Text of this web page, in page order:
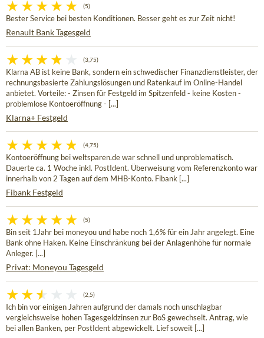
(5)
Bester Service bei besten Konditionen. Besser geht es zur Zeit nicht!
Renault Bank Tagesgeld
(3,75)
Klarna AB ist keine Bank, sondern ein schwedischer Finanzdienstleister, der
rechnungsbasierte Zahlungslösungen und Ratenkauf im Online-Handel
anbietet. Vorteile: - Zinsen für Festgeld im Spitzenfeld - keine Kosten -
problemlose Kontoeröffnung - [...]
Klarna+ Festgeld
(4,75)
Kontoeröffnung bei weltsparen.de war schnell und unproblematisch.
Dauerte ca. 1 Woche inkl. PostIdent. Überweisung vom Referenzkonto war
innerhalb von 2 Tagen auf dem MHB-Konto. Fibank [...]
Fibank Festgeld
(5)
Bin seit 1Jahr bei moneyou und habe noch 1,6% für ein Jahr angelegt. Eine
Bank ohne Haken. Keine Einschränkung bei der Anlagenhöhe für normale
Anleger. [...]
Privat: Moneyou Tagesgeld
(2,5)
Ich bin vor einigen Jahren aufgrund der damals noch unschlagbar
vergleichsweise hohen Tagesgeldzinsen zur BoS gewechselt. Antrag, wie
bei allen Banken, per PostIdent abgewickelt. Lief soweit [...]